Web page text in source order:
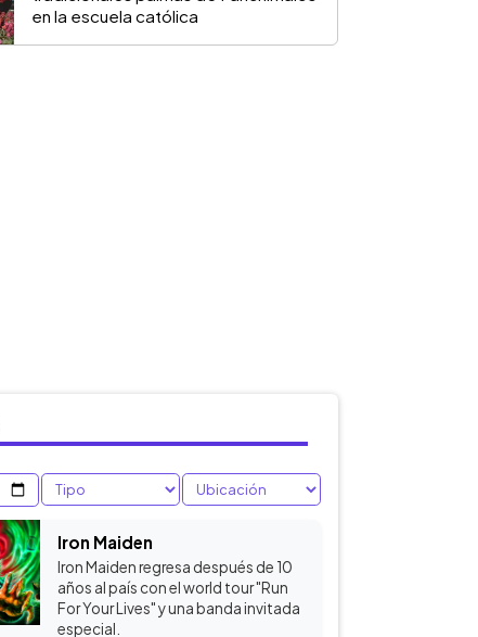
en la escuela católica
Iron Maiden
Iron Maiden regresa después de 10
años al país con el world tour "Run
For Your Lives" y una banda invitada
especial.